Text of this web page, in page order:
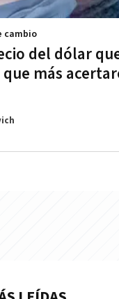
del dólar
más
cambio